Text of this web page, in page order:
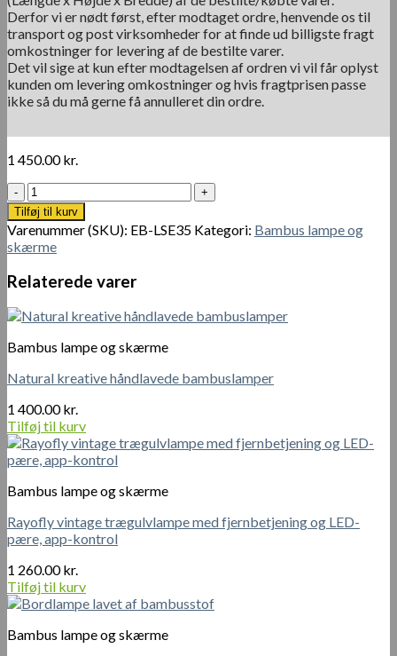
Derfor vi er nødt først, efter modtaget ordre, henvende os til
transport og post virksomheder for at finde ud billigste fragt
omkostninger for levering af de bestilte varer.
Det vil sige at kun efter modtagelsen af ordren vi vil får oplyst
kunden om levering omkostninger og hvis fragtprisen passe
ikke så du må gerne få annulleret din ordre.
1 450.00kr.
Natural
kreative
håndlavede
bambuslamper
antal
Tilføj til kurv
Varenummer (SKU): EB-LSE35 Kategori: Bambus lampe og
skærme
Relaterede varer
Bambus lampe og skærme
Natural kreative håndlavede bambuslamper
1 400.00kr.
Tilføj til kurv
Bambus lampe og skærme
Rayofly vintage trægulvlampe med fjernbetjening og LED-
pære, app-kontrol
1 260.00kr.
Tilføj til kurv
Bambus lampe og skærme